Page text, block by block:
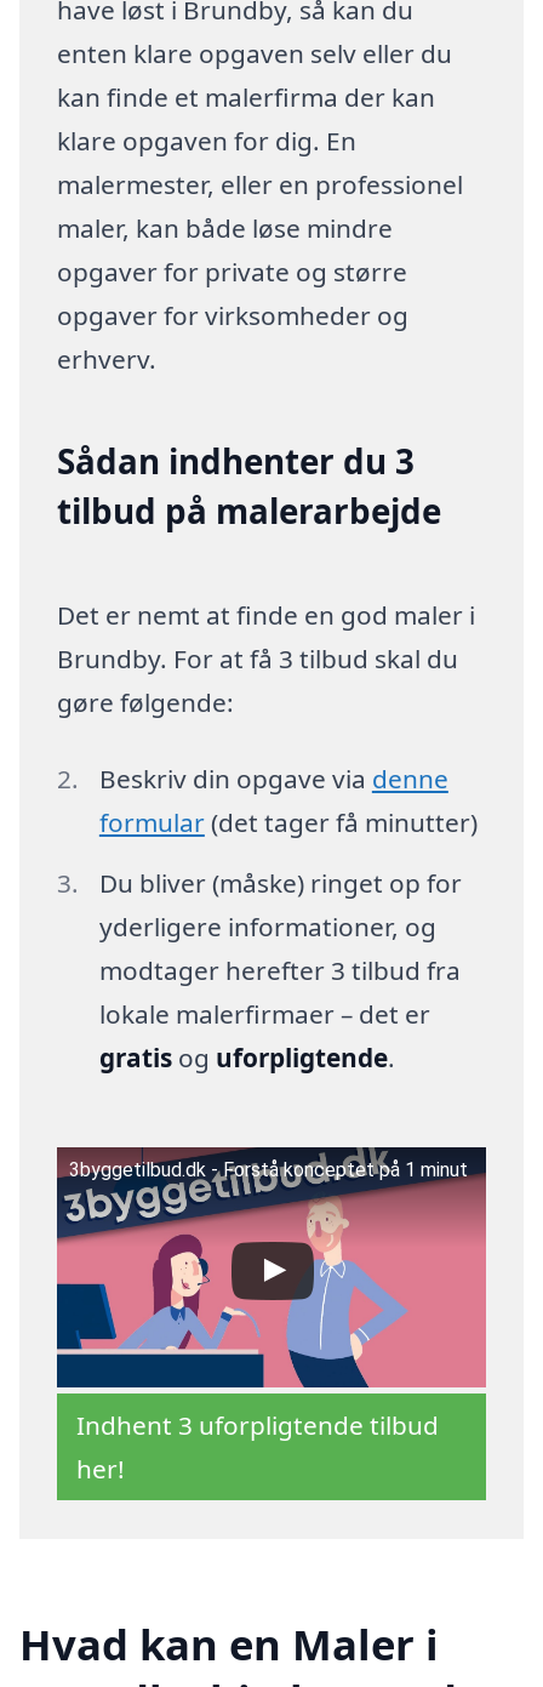
have løst i Brundby, så kan du
enten klare opgaven selv eller du
kan finde et malerfirma der kan
klare opgaven for dig. En
malermester, eller en professionel
maler, kan både løse mindre
opgaver for private og større
opgaver for virksomheder og
erhverv.
Sådan indhenter du 3
tilbud på malerarbejde
Det er nemt at finde en god maler i
Brundby. For at få 3 tilbud skal du
gøre følgende:
Beskriv din opgave via denne
formular(det tager få minutter)
Du bliver (måske) ringet op for
yderligere informationer, og
modtager herefter 3 tilbud fra
lokale malerfirmaer – det er
gratisog uforpligtende.
3byggetilbud.dk - Forstå konceptet på 1 minut
Indhent 3 uforpligtende tilbud
her!
Hvad kan en Maler i